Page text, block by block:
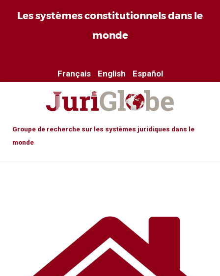
Les systèmes constitutionnels dans le
monde
Français English Español
Groupe de recherche sur les systèmes juridiques dans le
monde